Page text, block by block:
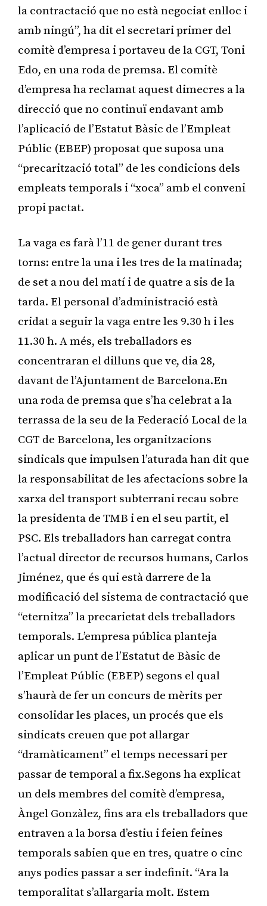
la contractació que no està negociat enlloc i
amb ningú”, ha dit el secretari primer del
comitè d’empresa i portaveu de la CGT, Toni
Edo, en una roda de premsa. El comitè
d’empresa ha reclamat aquest dimecres a la
direcció que no continuï endavant amb
l’aplicació de l’Estatut Bàsic de l’Empleat
Públic (EBEP) proposat que suposa una
“precarització total” de les condicions dels
empleats temporals i “xoca” amb el conveni
propi pactat.
La vaga es farà l’11 de gener durant tres
torns: entre la una i les tres de la matinada;
de set a nou del matí i de quatre a sis de la
tarda. El personal d’administració està
cridat a seguir la vaga entre les 9.30 h i les
11.30 h. A més, els treballadors es
concentraran el dilluns que ve, dia 28,
davant de l’Ajuntament de Barcelona.En
una roda de premsa que s’ha celebrat a la
terrassa de la seu de la Federació Local de la
CGT de Barcelona, les organitzacions
sindicals que impulsen l’aturada han dit que
la responsabilitat de les afectacions sobre la
xarxa del transport subterrani recau sobre
la presidenta de TMB i en el seu partit, el
PSC. Els treballadors han carregat contra
l’actual director de recursos humans, Carlos
Jiménez, que és qui està darrere de la
modificació del sistema de contractació que
“eternitza” la precarietat dels treballadors
temporals. L’empresa pública planteja
aplicar un punt de l’Estatut de Bàsic de
l’Empleat Públic (EBEP) segons el qual
s’haurà de fer un concurs de mèrits per
consolidar les places, un procés que els
sindicats creuen que pot allargar
“dramàticament” el temps necessari per
passar de temporal a fix.Segons ha explicat
un dels membres del comitè d’empresa,
Àngel Gonzàlez, fins ara els treballadors que
entraven a la borsa d’estiu i feien feines
temporals sabien que en tres, quatre o cinc
anys podies passar a ser indefinit. “Ara la
temporalitat s’allargaria molt. Estem